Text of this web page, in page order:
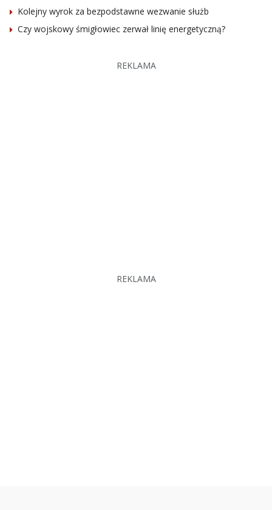
Kolejny wyrok za bezpodstawne wezwanie służb
Czy wojskowy śmigłowiec zerwał linię energetyczną?
REKLAMA
REKLAMA